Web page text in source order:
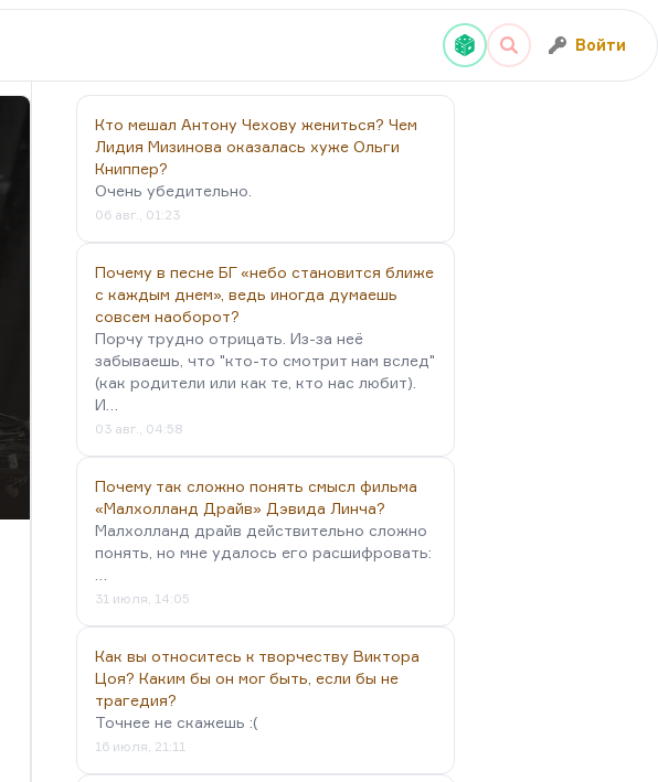
Войти
Кто мешал Антону Чехову жениться? Чем
Лидия Мизинова оказалась хуже Ольги
Книппер?
Очень убедительно.
06 авг., 01:23
Почему в песне БГ «небо становится ближе
с каждым днем», ведь иногда думаешь
совсем наоборот?
Порчу трудно отрицать. Из-за неё
забываешь, что "кто-то смотрит нам вслед"
(как родители или как те, кто нас любит).
И…
03 авг., 04:58
Почему так сложно понять смысл фильма
«Малхолланд Драйв» Дэвида Линча?
Малхолланд драйв действительно сложно
понять, но мне удалось его расшифровать:
31 июля, 14:05
Как вы относитесь к творчеству Виктора
Цоя? Каким бы он мог быть, если бы не
трагедия?
Точнее не скажешь :(
16 июля, 21:11